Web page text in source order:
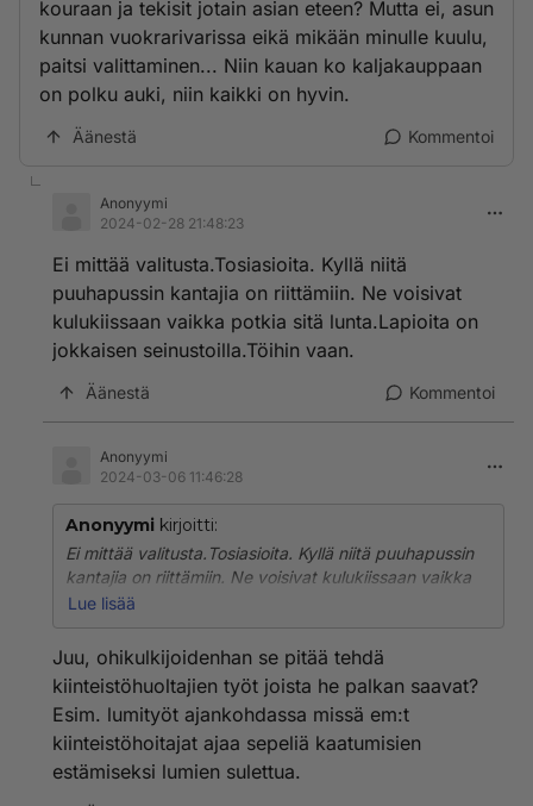
kouraan ja tekisit jotain asian eteen? Mutta ei, asun
kunnan vuokrarivarissa eikä mikään minulle kuulu,
paitsi valittaminen... Niin kauan ko kaljakauppaan
on polku auki, niin kaikki on hyvin.
Äänestä Kommentoi
Anonyymi
2024-02-28 21:48:23
Ei mittää valitusta.Tosiasioita. Kyllä niitä
puuhapussin kantajia on riittämiin. Ne voisivat
kulukiissaan vaikka potkia sitä lunta.Lapioita on
jokkaisen seinustoilla.Töihin vaan.
Äänestä Kommentoi
Anonyymi
2024-03-06 11:46:28
Anonyymi kirjoitti:
Ei mittää valitusta.Tosiasioita. Kyllä niitä puuhapussin
kantajia on riittämiin. Ne voisivat kulukiissaan vaikka
potkia sitä lunta.Lapioita on jokkaisen
Lue lisää
Juu, ohikulkijoidenhan se pitää tehdä
kiinteistöhuoltajien työt joista he palkan saavat?
Esim. lumityöt ajankohdassa missä em:t
kiinteistöhoitajat ajaa sepeliä kaatumisien
estämiseksi lumien sulettua.